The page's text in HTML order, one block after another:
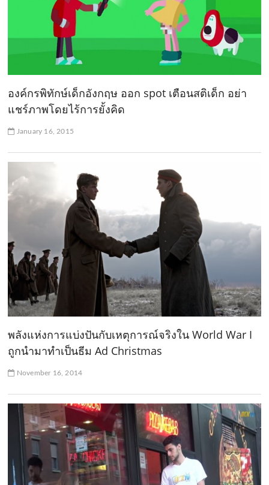
องค์กรพิทักษ์เด็กอังกฤษ ออก spot เตือนสติเด็ก อย่า
แชร์ภาพโดยไร้การยั้งคิด
January 16, 2015
พลังแห่งการแบ่งปันกับเหตุการณ์จริงใน World War I
ถูกนำมาทำเป็นธีม Ad Christmas
November 16, 2014